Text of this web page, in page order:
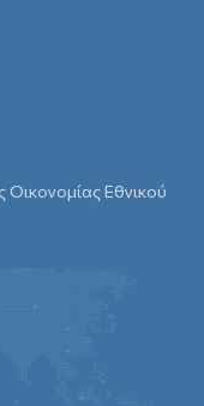
Οικονομίας Εθνικού